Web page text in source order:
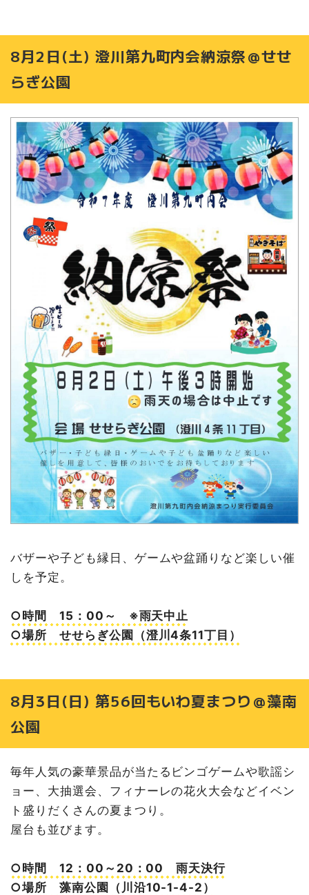
8月2日(土) 澄川第九町内会納涼祭＠せせ
らぎ公園
バザーや子ども縁日、ゲームや盆踊りなど楽しい催
しを予定。
○時間 15：00～ ※雨天中止
○場所 せせらぎ公園（澄川4条11丁目）
8月3日(日) 第56回もいわ夏まつり＠藻南
公園
毎年人気の豪華景品が当たるビンゴゲームや歌謡シ
ョー、大抽選会、フィナーレの花火大会などイベン
ト盛りだくさんの夏まつり。
屋台も並びます。
○時間 12：00～20：00 雨天決行
○場所 藻南公園（川沿10-1-4-2）